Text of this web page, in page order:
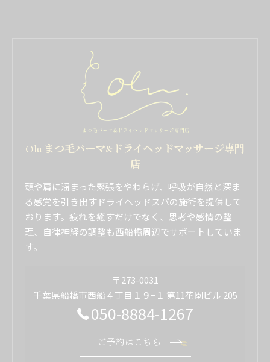
Olu まつ毛パーマ&ドライヘッドマッサージ専門
店
頭や肩に溜まった緊張をやわらげ、呼吸が自然と深ま
る感覚を引き出すドライヘッドスパの施術を提供して
おります。疲れを癒すだけでなく、思考や感情の整
理、自律神経の調整も西船橋周辺でサポートしていま
す。
〒273-0031
千葉県船橋市西船４丁目１９−１ 第11花園ビル 205
050-8884-1267
ご予約はこちら